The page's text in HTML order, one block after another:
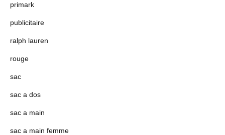
primark
publicitaire
ralph lauren
rouge
sac
sac a dos
sac a main
sac a main femme